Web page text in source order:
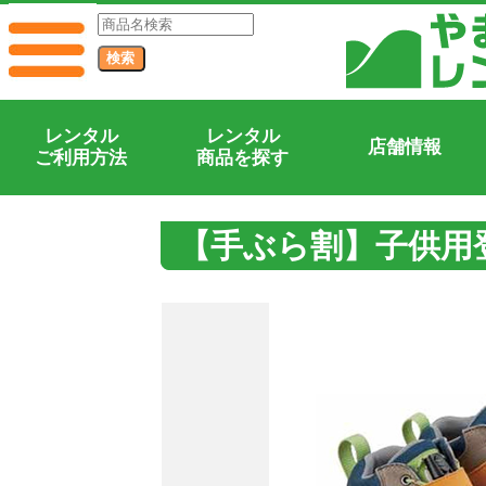
レンタル
ご利用方法
レンタル
商品を探す
店舗情報
【手ぶら割】子供用